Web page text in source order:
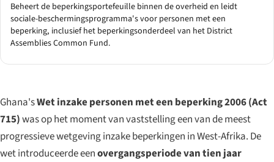
Beheert de beperkingsportefeuille binnen de overheid en leidt
sociale-beschermingsprogramma's voor personen met een
beperking, inclusief het beperkingsonderdeel van het District
Assemblies Common Fund.
Ghana'sWet inzake personen met een beperking 2006 (Act
715)was op het moment van vaststelling een van de meest
progressieve wetgeving inzake beperkingen in West-Afrika. De
wet introduceerde eenovergangsperiode van tien jaar